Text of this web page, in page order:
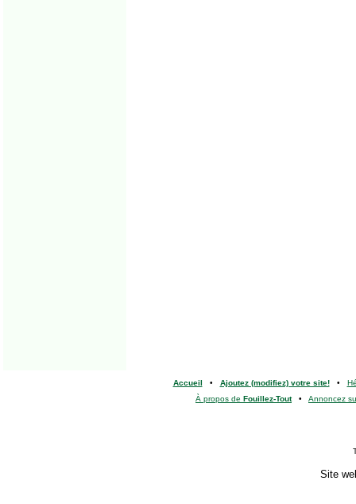
Accueil • Ajoutez (modifiez) votre site!•
À propos de Fouillez-Tout• Annoncez
Site